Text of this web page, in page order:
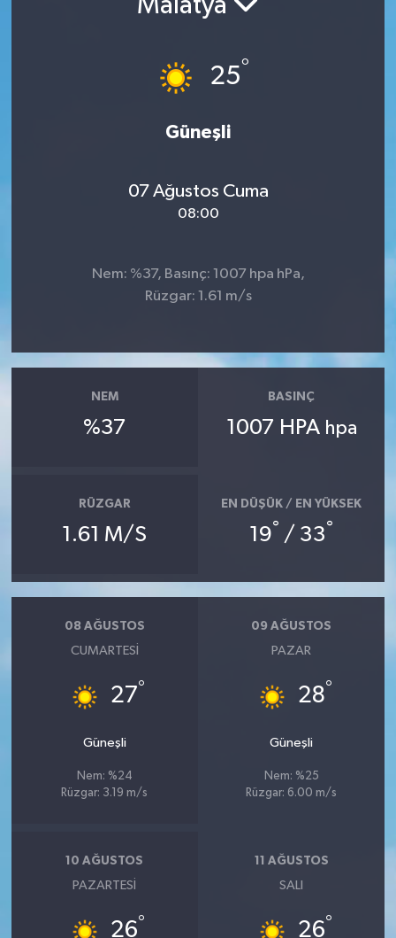
Malatya
25°
Güneşli
07 Ağustos Cuma
08:00
Nem: %37, Basınç: 1007 hpa hPa,
Rüzgar: 1.61 m/s
NEM
%37
BASINÇ
1007 HPA hpa
RÜZGAR
1.61 M/S
EN DÜŞÜK / EN YÜKSEK
19° / 33°
08 AĞUSTOS
CUMARTESI
27°
Güneşli
Nem: %24
Rüzgar: 3.19 m/s
09 AĞUSTOS
PAZAR
28°
Güneşli
Nem: %25
Rüzgar: 6.00 m/s
10 AĞUSTOS
PAZARTESI
26°
11 AĞUSTOS
SALI
26°